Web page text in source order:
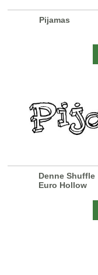
Pijamas
Denne Shuffle
Euro Hollow